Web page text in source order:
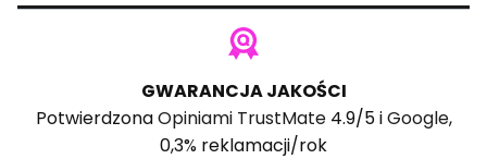
GWARANCJA JAKOŚCI
PotwierdzonaOpiniami TrustMate4.9/5 iGoogle,
0,3% reklamacji/rok